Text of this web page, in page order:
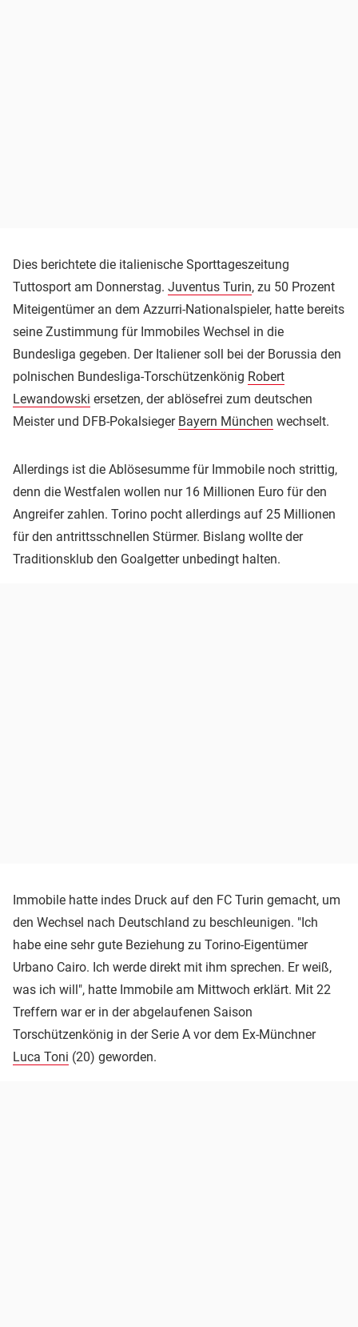
Dies berichtete die italienische Sporttageszeitung
Tuttosport am Donnerstag. Juventus Turin, zu 50 Prozent
Miteigentümer an dem Azzurri-Nationalspieler, hatte bereits
seine Zustimmung für Immobiles Wechsel in die
Bundesliga gegeben. Der Italiener soll bei der Borussia den
polnischen Bundesliga-Torschützenkönig Robert
Lewandowski ersetzen, der ablösefrei zum deutschen
Meister und DFB-Pokalsieger Bayern München wechselt.
Allerdings ist die Ablösesumme für Immobile noch strittig,
denn die Westfalen wollen nur 16 Millionen Euro für den
Angreifer zahlen. Torino pocht allerdings auf 25 Millionen
für den antrittsschnellen Stürmer. Bislang wollte der
Traditionsklub den Goalgetter unbedingt halten.
Immobile hatte indes Druck auf den FC Turin gemacht, um
den Wechsel nach Deutschland zu beschleunigen. "Ich
habe eine sehr gute Beziehung zu Torino-Eigentümer
Urbano Cairo. Ich werde direkt mit ihm sprechen. Er weiß,
was ich will", hatte Immobile am Mittwoch erklärt. Mit 22
Treffern war er in der abgelaufenen Saison
Torschützenkönig in der Serie A vor dem Ex-Münchner
Luca Toni (20) geworden.